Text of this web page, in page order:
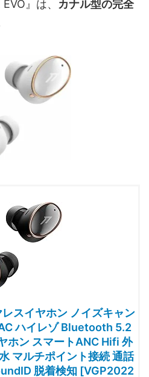
』は、 カナル型の完全
スイヤホン ノイズキャン
ハイレゾ Bluetooth 5.2
ホン スマートANC Hifi 外
マルチポイント接続 通話
脱着検知 [VGP2022